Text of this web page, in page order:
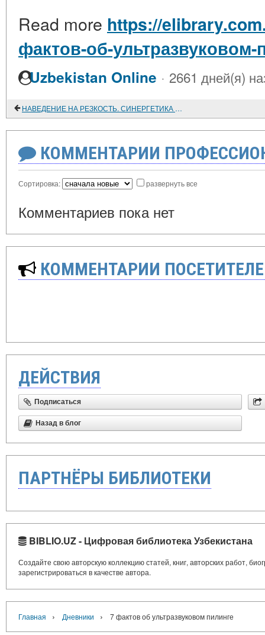
Read more https://
фактов-об-ультразвуковом-
Uzbekistan Online · 2661 дней(я)
НАВЕДЕНИЕ НА РЕЗКОСТЬ. СИНЕРГЕТИКА СОВРЕМЕННОЙ ЦИВИЛИЗАЦИИ – БЛЕСК И НИЩЕТА ПЕРЕСОТВОРЯЕМОГО МИРА 2
КОММЕНТАРИИ
Сортировка: развернуть все
Комментариев пока нет
КОММЕНТАРИИ
ДЕЙСТВИЯ
Подписаться
Назад в блог
ПАРТНЁРЫ БИБЛИОТЕКИ
BIBLIO.UZ - Цифровая библиотека Узбекистана
Создайте свою авторскую коллекцию статей, книг, авторских работ,
зарегистрироваться в качестве автора.
Главная › Дневники › 7 фактов об ультразвуковом пилинге